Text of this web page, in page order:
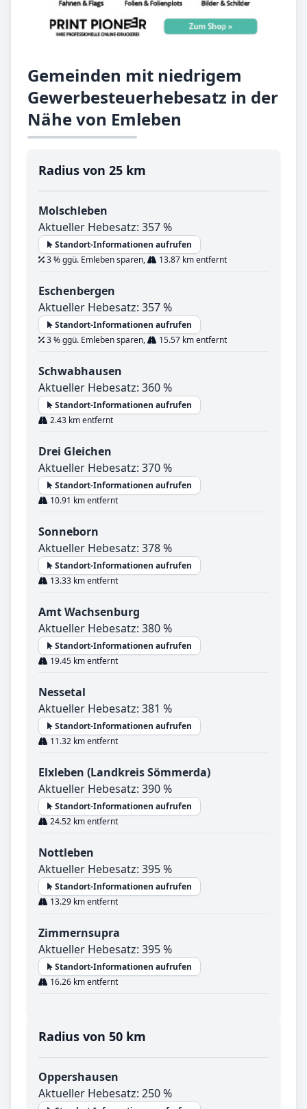
Gemeinden mit niedrigem
Gewerbesteuerhebesatz in der
Nähe von Emleben
Radius von 25 km
Molschleben
Aktueller Hebesatz: 357 %
Standort-Informationen aufrufen
3 % ggü. Emleben sparen,
13.87 km entfernt
Eschenbergen
Aktueller Hebesatz: 357 %
Standort-Informationen aufrufen
3 % ggü. Emleben sparen,
15.57 km entfernt
Schwabhausen
Aktueller Hebesatz: 360 %
Standort-Informationen aufrufen
2.43 km entfernt
Drei Gleichen
Aktueller Hebesatz: 370 %
Standort-Informationen aufrufen
10.91 km entfernt
Sonneborn
Aktueller Hebesatz: 378 %
Standort-Informationen aufrufen
13.33 km entfernt
Amt Wachsenburg
Aktueller Hebesatz: 380 %
Standort-Informationen aufrufen
19.45 km entfernt
Nessetal
Aktueller Hebesatz: 381 %
Standort-Informationen aufrufen
11.32 km entfernt
Elxleben (Landkreis Sömmerda)
Aktueller Hebesatz: 390 %
Standort-Informationen aufrufen
24.52 km entfernt
Nottleben
Aktueller Hebesatz: 395 %
Standort-Informationen aufrufen
13.29 km entfernt
Zimmernsupra
Aktueller Hebesatz: 395 %
Standort-Informationen aufrufen
16.26 km entfernt
Radius von 50 km
Oppershausen
Aktueller Hebesatz: 250 %